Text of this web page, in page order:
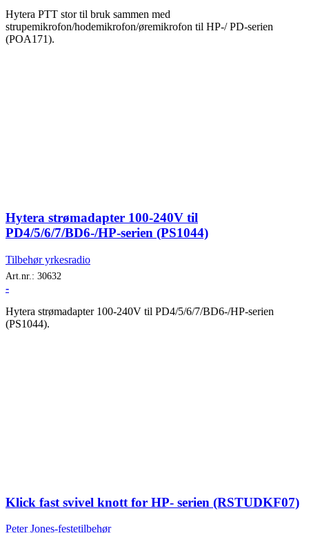
Hytera PTT stor til bruk sammen med
strupemikrofon/hodemikrofon/øremikrofon til HP-/ PD-serien
(POA171).
Hytera strømadapter 100-240V til
PD4/5/6/7/BD6-/HP-serien (PS1044)
Tilbehør yrkesradio
Art.nr.: 30632
-
Hytera strømadapter 100-240V til PD4/5/6/7/BD6-/HP-serien
(PS1044).
Klick fast svivel knott for HP- serien (RSTUDKF07)
Peter Jones-festetilbehør